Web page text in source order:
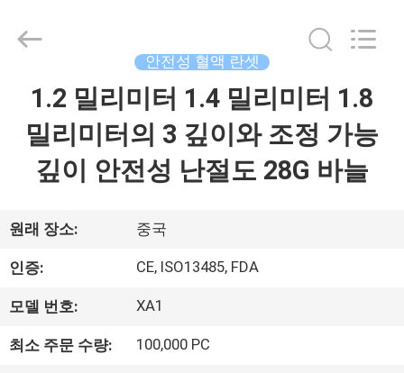
VR
우
2025
Suzhou
Reserved.
안전성 혈액 란셋
1.2 밀리미터 1.4 밀리미터 1.8
밀리미터의 3 깊이와 조정 가능
깊이 안전성 난절도 28G 바늘
원래 장소: 중국
인증: CE, ISO13485, FDA
모델 번호: XA1
최소 주문 수량: 100,000 PC